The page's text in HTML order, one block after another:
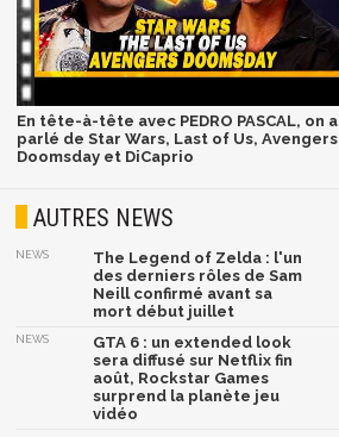
En tête-à-tête avec PEDRO PASCAL, on a
parlé de Star Wars, Last of Us, Avengers
Doomsday et DiCaprio
AUTRES NEWS
NEWS
The Legend of Zelda : l'un
des derniers rôles de Sam
Neill confirmé avant sa
mort début juillet
NEWS
GTA 6 : un extended look
sera diffusé sur Netflix fin
août, Rockstar Games
surprend la planète jeu
vidéo